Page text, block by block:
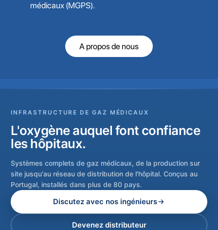
médicaux (MGPS).
A propos de nous
INFRASTRUCTURE DE GAZ MÉDICAUX
L'oxygène auquel font confiance
les hôpitaux.
Systèmes complets de gaz médicaux, de la production sur
site jusqu'au réseau de distribution de l'hôpital. Conçus au
Portugal, installés dans plus de 80 pays.
Discutez avec nos ingénieurs
Devenez distributeur